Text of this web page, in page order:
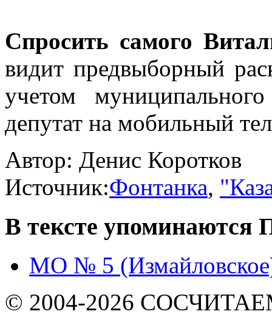
Спросить самого
видит предвыборный
учетом
депутат на мобильный
Автор: Денис Коротков
Источник:Фонтанка,
В тексте упоминаются
МО № 5
© 2004-2026